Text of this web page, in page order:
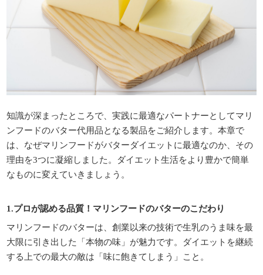
知識が深まったところで、実践に最適なパートナーとしてマリ
ンフードのバター代用品となる製品をご紹介します。本章で
は、なぜマリンフードがバターダイエットに最適なのか、その
理由を3つに凝縮しました。ダイエット生活をより豊かで簡単
なものに変えていきましょう。
1.プロが認める品質！マリンフードのバターのこだわり
マリンフードのバターは、創業以来の技術で生乳のうま味を最
大限に引き出した「本物の味」が魅力です。ダイエットを継続
する上での最大の敵は「味に飽きてしまう」こと。